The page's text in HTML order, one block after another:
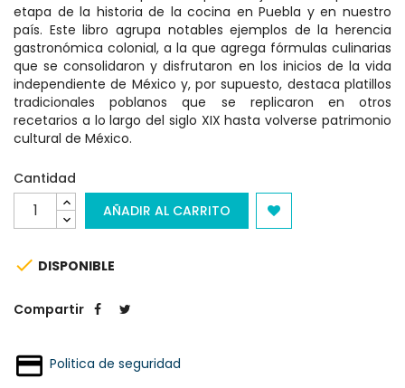
etapa de la historia de la cocina en Puebla y en nuestro
país. Este libro agrupa notables ejemplos de la herencia
gastronómica colonial, a la que agrega fórmulas culinarias
que se consolidaron y disfrutaron en los inicios de la vida
independiente de México y, por supuesto, destaca platillos
tradicionales poblanos que se replicaron en otros
recetarios a lo largo del siglo XIX hasta volverse patrimonio
cultural de México.
Cantidad
AÑADIR AL CARRITO
 DISPONIBLE
Compartir
Politica de seguridad